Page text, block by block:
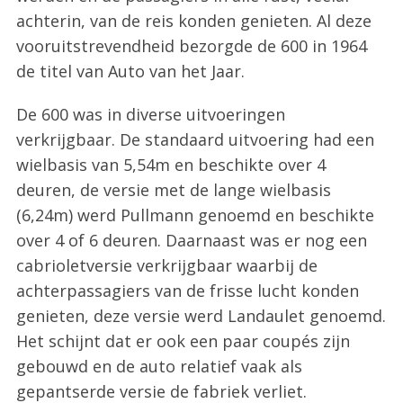
achterin, van de reis konden genieten. Al deze
vooruitstrevendheid bezorgde de 600 in 1964
de titel van Auto van het Jaar.
De 600 was in diverse uitvoeringen
verkrijgbaar. De standaard uitvoering had een
wielbasis van 5,54m en beschikte over 4
deuren, de versie met de lange wielbasis
(6,24m) werd Pullmann genoemd en beschikte
over 4 of 6 deuren. Daarnaast was er nog een
cabrioletversie verkrijgbaar waarbij de
achterpassagiers van de frisse lucht konden
genieten, deze versie werd Landaulet genoemd.
Het schijnt dat er ook een paar coupés zijn
gebouwd en de auto relatief vaak als
gepantserde versie de fabriek verliet.